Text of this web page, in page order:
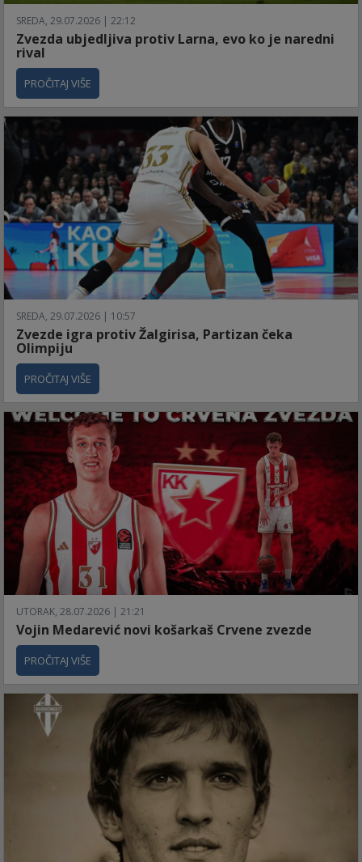
SREDA, 29.07.2026 | 22:12
Zvezda ubjedljiva protiv Larna, evo ko je naredni
rival
PROČITAJ VIŠE
SREDA, 29.07.2026 | 10:57
Zvezde igra protiv Žalgirisa, Partizan čeka
Olimpiju
PROČITAJ VIŠE
UTORAK, 28.07.2026 | 21:21
Vojin Medarević novi košarkaš Crvene zvezde
PROČITAJ VIŠE